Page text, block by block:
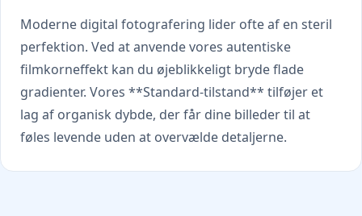
Moderne digital fotografering lider ofte af en steril
perfektion. Ved at anvende vores autentiske
filmkorneffekt kan du øjeblikkeligt bryde flade
gradienter. Vores **Standard-tilstand** tilføjer et
lag af organisk dybde, der får dine billeder til at
føles levende uden at overvælde detaljerne.